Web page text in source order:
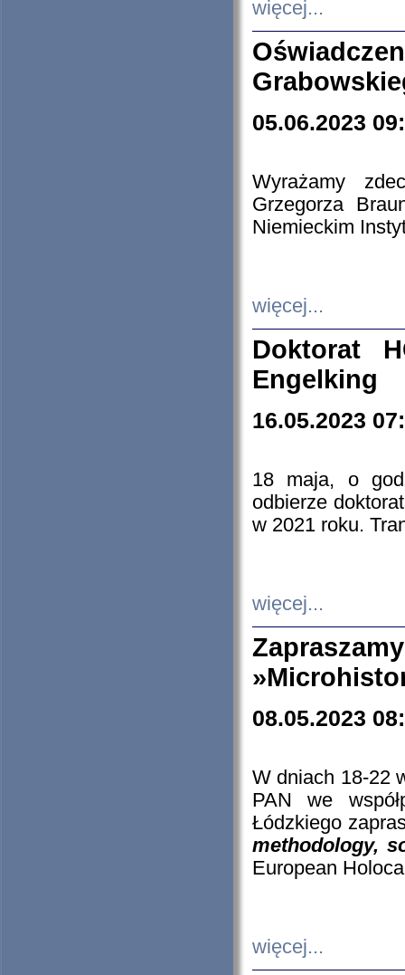
więcej...
05.06.2023
Wyrażamy
Grzegorza
Niemieckim
więcej...
Doktorat
Engelking
16.05.2023
18 maja, o
odbierze
w 2021 roku.
więcej...
08.05.2023
W dniach 18-22
PAN we
Łódzkiego
methodology,
European
więcej...